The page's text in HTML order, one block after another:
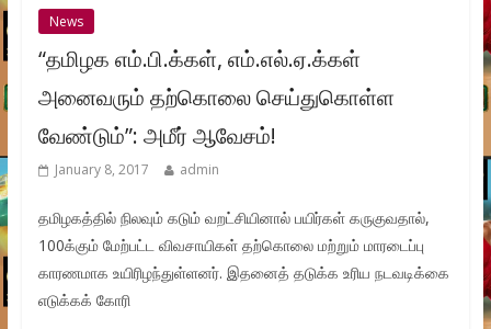
News
“தமிழக எம்.பி.க்கள், எம்.எல்.ஏ.க்கள்
அனைவரும் தற்கொலை செய்துகொள்ள
வேண்டும்”: அமீர் ஆவேசம்!
January 8, 2017 admin
தமிழகத்தில் நிலவும் கடும் வறட்சியினால் பயிர்கள் கருகுவதால்,
100க்கும் மேற்பட்ட விவசாயிகள் தற்கொலை மற்றும் மாரடைப்பு
காரணமாக உயிரிழந்துள்ளனர். இதனைத் தடுக்க உரிய நடவடிக்கை
எடுக்கக் கோரி